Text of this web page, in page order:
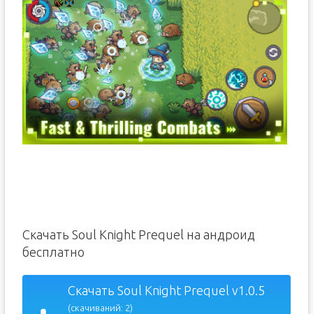
Скачать Soul Knight Prequel на андроид
бесплатно
Скачать Soul Knight Prequel v1.0.5
(скачиваний: 2)